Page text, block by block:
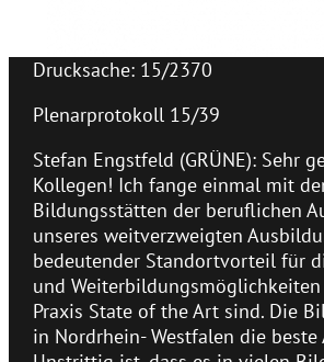
Drucksache: 15/2370
Plenarprotokoll 15/39
Stefan Engstfeld (GRÜNE): Sehr
Kollegen! Ich fange einmal mit
Bildungsstätten der beruflichen
unseres weitverzweigten
bedeutender Standortvorteil für
und
Praxis State of the Art sind. Die
in Nordrhein- Westfalen die